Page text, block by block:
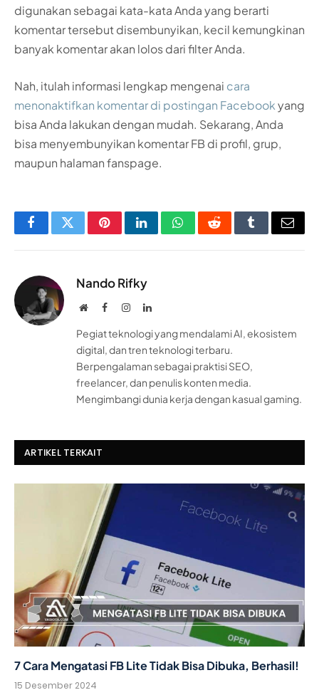
digunakan sebagai kata-kata Anda yang berarti
komentar tersebut disembunyikan, kecil kemungkinan
banyak komentar akan lolos dari filter Anda.
Nah, itulah informasi lengkap mengenai cara
menonaktifkan komentar di postingan Facebookyang
bisa Anda lakukan dengan mudah. Sekarang, Anda
bisa menyembunyikan komentar FB di profil, grup,
maupun halaman fanspage.
FacebookTwitterPinterestLinkedInWhatsAppRedditTumblrEmail
Nando Rifky
WebsiteFacebookInstagramLinkedIn
Pegiat teknologi yang mendalami AI, ekosistem
digital, dan tren teknologi terbaru.
Berpengalaman sebagai praktisi SEO,
freelancer, dan penulis konten media.
Mengimbangi dunia kerja dengan kasual gaming.
ARTIKEL TERKAIT
7 Cara Mengatasi FB Lite Tidak Bisa Dibuka, Berhasil!
15 Desember 2024